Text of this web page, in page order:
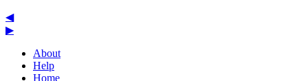
◀
▶
About
Help
Home